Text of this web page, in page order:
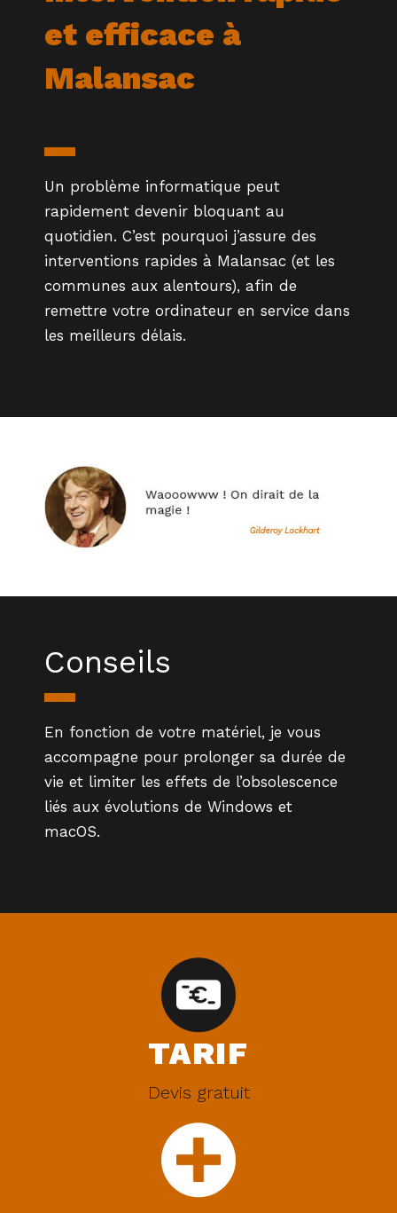
et efficace à
Malansac
Un problème informatique peut
rapidement devenir bloquant au
quotidien. C’est pourquoi j’assure des
interventions rapides à Malansac (et les
communes aux alentours), afin de
remettre votre ordinateur en service dans
les meilleurs délais.
Conseils
En fonction de votre matériel, je vous
accompagne pour prolonger sa durée de
vie et limiter les effets de l’obsolescence
liés aux évolutions de Windows et
macOS.
TARIF
Devis gratuit